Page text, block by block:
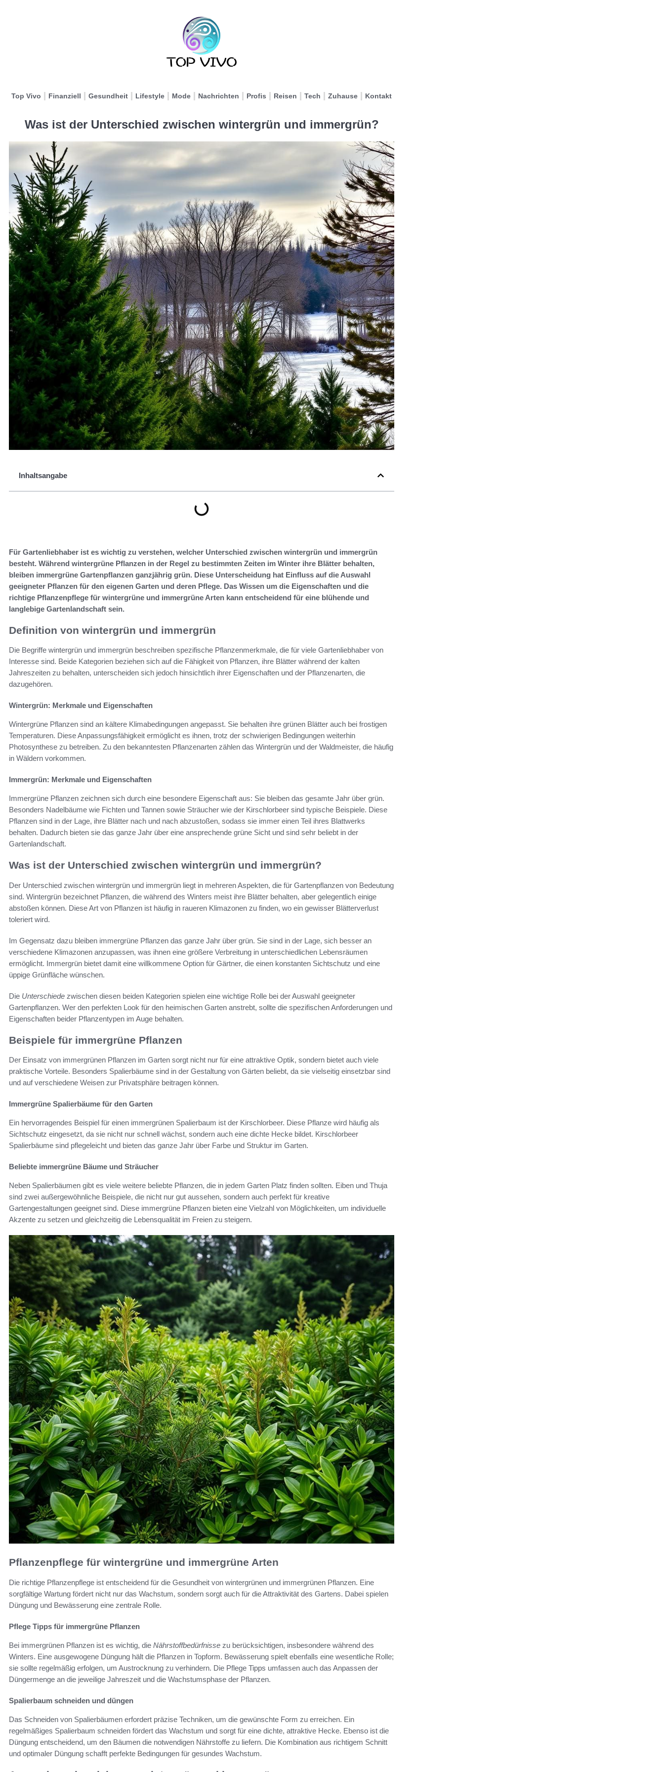
Top Vivo Finanziell Gesundheit Lifestyle Mode Nachrichten Profis Reisen Tech Zuhause Kontakt
Was ist der Unterschied zwischen wintergrün und immergrün?
Inhaltsangabe
Für Gartenliebhaber ist es wichtig zu verstehen, welcher Unterschied zwischen wintergrün und immergrün
besteht. Während wintergrüne Pflanzen in der Regel zu bestimmten Zeiten im Winter ihre Blätter behalten,
bleiben immergrüne Gartenpflanzen ganzjährig grün. Diese Unterscheidung hat Einfluss auf die Auswahl
geeigneter Pflanzen für den eigenen Garten und deren Pflege. Das Wissen um die Eigenschaften und die
richtige Pflanzenpflege für wintergrüne und immergrüne Arten kann entscheidend für eine blühende und
langlebige Gartenlandschaft sein.
Definition von wintergrün und immergrün
Die Begriffe wintergrün und immergrün beschreiben spezifische Pflanzenmerkmale, die für viele Gartenliebhaber von
Interesse sind. Beide Kategorien beziehen sich auf die Fähigkeit von Pflanzen, ihre Blätter während der kalten
Jahreszeiten zu behalten, unterscheiden sich jedoch hinsichtlich ihrer Eigenschaften und der Pflanzenarten, die
dazugehören.
Wintergrün: Merkmale und Eigenschaften
Wintergrüne Pflanzen sind an kältere Klimabedingungen angepasst. Sie behalten ihre grünen Blätter auch bei frostigen
Temperaturen. Diese Anpassungsfähigkeit ermöglicht es ihnen, trotz der schwierigen Bedingungen weiterhin
Photosynthese zu betreiben. Zu den bekanntesten Pflanzenarten zählen das Wintergrün und der Waldmeister, die häufig
in Wäldern vorkommen.
Immergrün: Merkmale und Eigenschaften
Immergrüne Pflanzen zeichnen sich durch eine besondere Eigenschaft aus: Sie bleiben das gesamte Jahr über grün.
Besonders Nadelbäume wie Fichten und Tannen sowie Sträucher wie der Kirschlorbeer sind typische Beispiele. Diese
Pflanzen sind in der Lage, ihre Blätter nach und nach abzustoßen, sodass sie immer einen Teil ihres Blattwerks
behalten. Dadurch bieten sie das ganze Jahr über eine ansprechende grüne Sicht und sind sehr beliebt in der
Gartenlandschaft.
Was ist der Unterschied zwischen wintergrün und immergrün?
Der Unterschied zwischen wintergrün und immergrün liegt in mehreren Aspekten, die für Gartenpflanzen von Bedeutung
sind. Wintergrün bezeichnet Pflanzen, die während des Winters meist ihre Blätter behalten, aber gelegentlich einige
abstoßen können. Diese Art von Pflanzen ist häufig in raueren Klimazonen zu finden, wo ein gewisser Blätterverlust
toleriert wird.
Im Gegensatz dazu bleiben immergrüne Pflanzen das ganze Jahr über grün. Sie sind in der Lage, sich besser an
verschiedene Klimazonen anzupassen, was ihnen eine größere Verbreitung in unterschiedlichen Lebensräumen
ermöglicht. Immergrün bietet damit eine willkommene Option für Gärtner, die einen konstanten Sichtschutz und eine
üppige Grünfläche wünschen.
Die Unterschiede zwischen diesen beiden Kategorien spielen eine wichtige Rolle bei der Auswahl geeigneter
Gartenpflanzen. Wer den perfekten Look für den heimischen Garten anstrebt, sollte die spezifischen Anforderungen und
Eigenschaften beider Pflanzentypen im Auge behalten.
Beispiele für immergrüne Pflanzen
Der Einsatz von immergrünen Pflanzen im Garten sorgt nicht nur für eine attraktive Optik, sondern bietet auch viele
praktische Vorteile. Besonders Spalierbäume sind in der Gestaltung von Gärten beliebt, da sie vielseitig einsetzbar sind
und auf verschiedene Weisen zur Privatsphäre beitragen können.
Immergrüne Spalierbäume für den Garten
Ein hervorragendes Beispiel für einen immergrünen Spalierbaum ist der Kirschlorbeer. Diese Pflanze wird häufig als
Sichtschutz eingesetzt, da sie nicht nur schnell wächst, sondern auch eine dichte Hecke bildet. Kirschlorbeer
Spalierbäume sind pflegeleicht und bieten das ganze Jahr über Farbe und Struktur im Garten.
Beliebte immergrüne Bäume und Sträucher
Neben Spalierbäumen gibt es viele weitere beliebte Pflanzen, die in jedem Garten Platz finden sollten. Eiben und Thuja
sind zwei außergewöhnliche Beispiele, die nicht nur gut aussehen, sondern auch perfekt für kreative
Gartengestaltungen geeignet sind. Diese immergrüne Pflanzen bieten eine Vielzahl von Möglichkeiten, um individuelle
Akzente zu setzen und gleichzeitig die Lebensqualität im Freien zu steigern.
Pflanzenpflege für wintergrüne und immergrüne Arten
Die richtige Pflanzenpflege ist entscheidend für die Gesundheit von wintergrünen und immergrünen Pflanzen. Eine
sorgfältige Wartung fördert nicht nur das Wachstum, sondern sorgt auch für die Attraktivität des Gartens. Dabei spielen
Düngung und Bewässerung eine zentrale Rolle.
Pflege Tipps für immergrüne Pflanzen
Bei immergrünen Pflanzen ist es wichtig, die Nährstoffbedürfnisse zu berücksichtigen, insbesondere während des
Winters. Eine ausgewogene Düngung hält die Pflanzen in Topform. Bewässerung spielt ebenfalls eine wesentliche Rolle;
sie sollte regelmäßig erfolgen, um Austrocknung zu verhindern. Die Pflege Tipps umfassen auch das Anpassen der
Düngermenge an die jeweilige Jahreszeit und die Wachstumsphase der Pflanzen.
Spalierbaum schneiden und düngen
Das Schneiden von Spalierbäumen erfordert präzise Techniken, um die gewünschte Form zu erreichen. Ein
regelmäßiges Spalierbaum schneiden fördert das Wachstum und sorgt für eine dichte, attraktive Hecke. Ebenso ist die
Düngung entscheidend, um den Bäumen die notwendigen Nährstoffe zu liefern. Die Kombination aus richtigem Schnitt
und optimaler Düngung schafft perfekte Bedingungen für gesundes Wachstum.